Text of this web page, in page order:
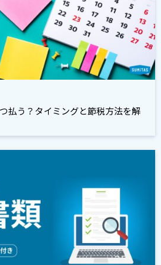
払う？タイミングと節税方法を解